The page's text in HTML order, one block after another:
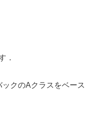
．
クのAクラスをベース